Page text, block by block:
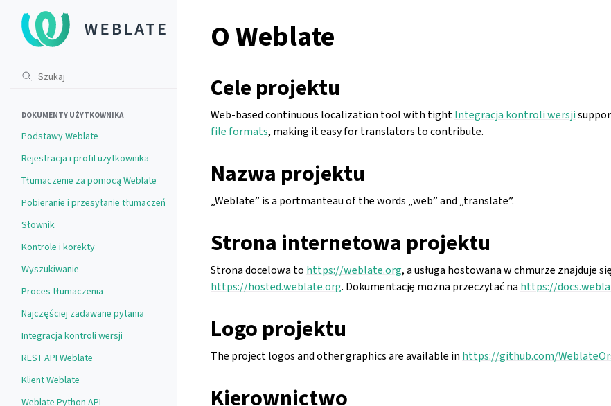
DOKUMENTY UŻYTKOWNIKA
Podstawy Weblate
Rejestracja i profil użytkownika
Tłumaczenie za pomocą Weblate
Pobieranie i przesyłanie tłumaczeń
Słownik
Kontrole i korekty
Wyszukiwanie
Proces tłumaczenia
Najczęściej zadawane pytania
Integracja kontroli wersji
REST API Weblate
Klient Weblate
Weblate Python API
O Weblate
Cele projektu
Web-based continuous localization tool with tightIntegracja kontroli wersji
file formats, making it easy for translators to contribute.
Nazwa projektu
„Weblate” is a portmanteau of the words „web” and „translate”.
Strona internetowa projektu
Strona docelowa to https://weblate.org, a usługa hostowana w chmurze znajduje
https://hosted.weblate.org. Dokumentację można przeczytać na https://
Logo projektu
The project logos and other graphics are available in https://github.com/
Kierownictwo